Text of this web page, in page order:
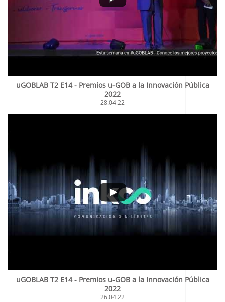
uGOBLAB T2 E14 - Premios u-GOB a la Innovación Pública
2022
28.04.22
uGOBLAB T2 E14 - Premios u-GOB a la Innovación Pública
2022
26.04.22